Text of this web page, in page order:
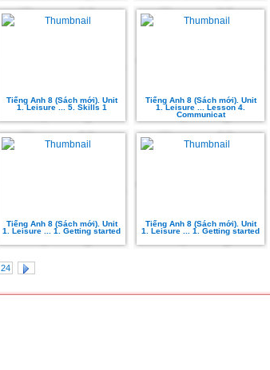
Tiếng Anh 8 (Sách mới). Unit
1. Leisure ... 5. Skills 1
Tiếng Anh 8 (Sách mới). Unit
1. Leisure ... Lesson 4.
Communicat
Tiếng Anh 8 (Sách mới). Unit
1. Leisure ... 1. Getting started
Tiếng Anh 8 (Sách mới). Unit
1. Leisure ... 1. Getting started
24